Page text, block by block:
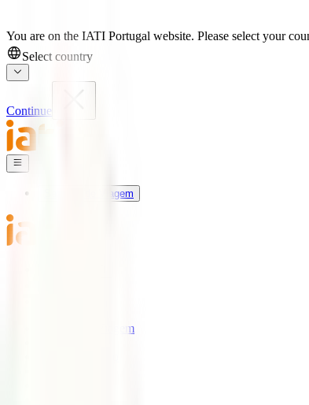
You are on the IATI Portugal website. Please select your
Select country
Continue
Seguros de Viagem
Seguros de Viagem